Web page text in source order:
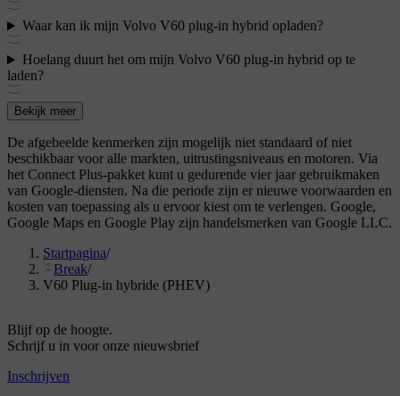
Waar kan ik mijn Volvo V60 plug-in hybrid opladen?
Hoelang duurt het om mijn Volvo V60 plug-in hybrid op te
laden?
Bekijk meer
De afgebeelde kenmerken zijn mogelijk niet standaard of niet
beschikbaar voor alle markten, uitrustingsniveaus en motoren. Via
het Connect Plus-pakket kunt u gedurende vier jaar gebruikmaken
van Google-diensten. Na die periode zijn er nieuwe voorwaarden en
kosten van toepassing als u ervoor kiest om te verlengen. Google,
Google Maps en Google Play zijn handelsmerken van Google LLC.
Startpagina/
Break/
V60 Plug-in hybride (PHEV)